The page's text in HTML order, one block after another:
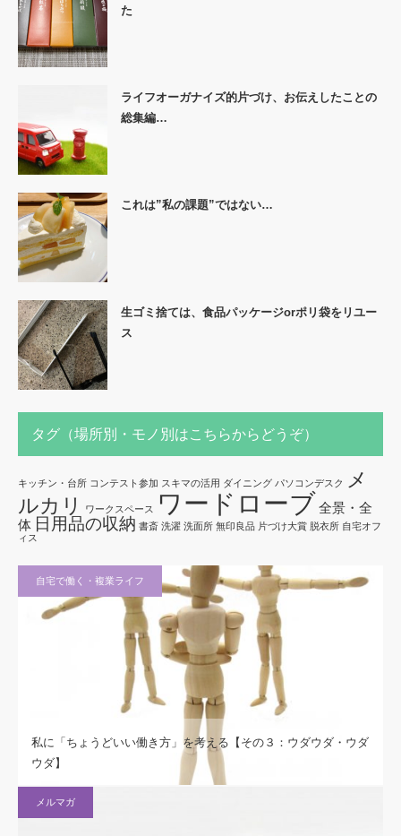
た
ライフオーガナイズ的片づけ、お伝えしたことの
総集編…
これは”私の課題”ではない…
生ゴミ捨ては、食品パッケージorポリ袋をリユー
ス
タグ（場所別・モノ別はこちらからどうぞ）
キッチン・台所 コンテスト参加 スキマの活用 ダイニング パソコンデスク
メ
ルカリ
ワークスペース ワードローブ全景・全
体 日用品の収納 書斎 洗濯 洗面所 無印良品 片づけ大賞 脱衣所 自宅オフ
ィス
自宅で働く・複業ライフ
私に「ちょうどいい働き方」を考える【その３：ウダウダ・ウダ
ウダ】
メルマガ